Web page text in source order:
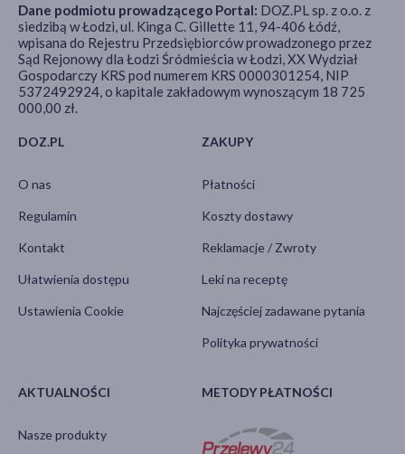
DOZ.PL
O nas
Regulamin
Kontakt
Ułatwienia dostępu
Ustawienia Cookie
ZAKUPY
Płatności
Koszty dostawy
Reklamacje / Zwroty
Leki na receptę
Najczęściej zadawane pytania
Polityka prywatności
AKTUALNOŚCI
Nasze produkty
METODY PŁATNOŚCI
Dane podmiotu prowadzącego Portal: DOZ.PL sp. z o.o. z
siedzibą w Łodzi, ul. Kinga C. Gillette 11, 94-406 Łódź,
wpisana do Rejestru Przedsiębiorców prowadzonego przez
Sąd Rejonowy dla Łodzi Śródmieścia w Łodzi, XX Wydział
Gospodarczy KRS pod numerem KRS 0000301254, NIP
5372492924, o kapitale zakładowym wynoszącym 18 725
000,00 zł.